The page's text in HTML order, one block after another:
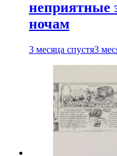
неприятные
ночам
3 месяца спустя3